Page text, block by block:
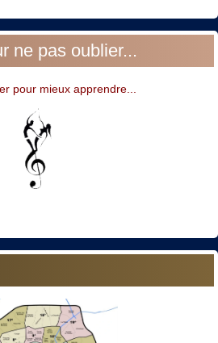
ne pas oublier...
pour mieux apprendre...